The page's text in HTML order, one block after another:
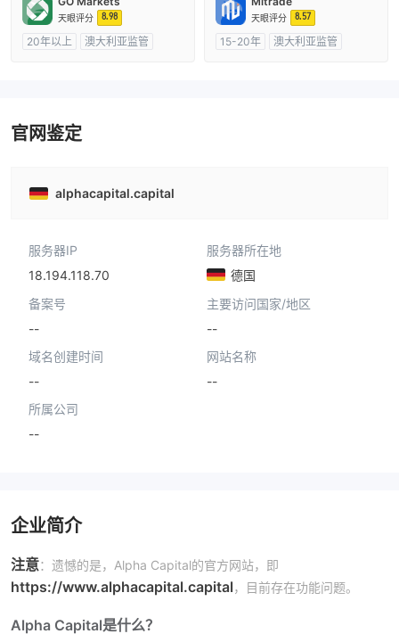
天眼评分 8.98
20年以上
澳大利亚监管
天眼评分 8.57
15-20年
澳大利亚监管
官网鉴定
alphacapital.capital
服务器IP
18.194.118.70
服务器所在地
德国
备案号
--
主要访问国家/地区
--
域名创建时间
--
网站名称
--
所属公司
--
企业简介
注意：遗憾的是，Alpha Capital的官方网站，即
https://www.alphacapital.capital，目前存在功能问题。
Alpha Capital是什么？